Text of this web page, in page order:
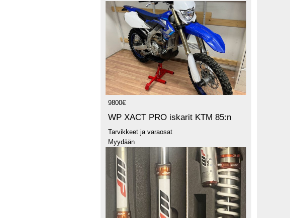
9800€
WP XACT PRO iskarit KTM 85:n
Tarvikkeet ja varaosat
Myydään